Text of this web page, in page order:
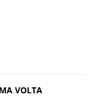
VOLTA